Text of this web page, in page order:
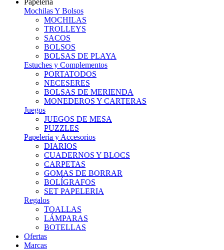
Papelería
Mochilas Y Bolsos
MOCHILAS
TROLLEYS
SACOS
BOLSOS
BOLSAS DE PLAYA
Estuches y Complementos
PORTATODOS
NECESERES
BOLSAS DE MERIENDA
MONEDEROS Y CARTERAS
Juegos
JUEGOS DE MESA
PUZZLES
Papelería y Accesorios
DIARIOS
CUADERNOS Y BLOCS
CARPETAS
GOMAS DE BORRAR
BOLÍGRAFOS
SET PAPELERIA
Regalos
TOALLAS
LÁMPARAS
BOTELLAS
Ofertas
Marcas